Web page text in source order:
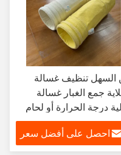
السهل تنظيف غسالة
جمع الغبار غسالة
درجة الحرارة أو لحام
المرشح
احصل على أفضل سعر